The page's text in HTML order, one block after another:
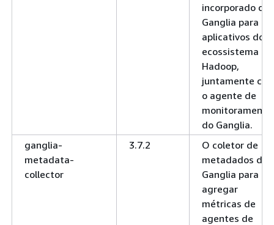
incorporado do
Ganglia para
aplicativos do
ecossistema do
Hadoop,
juntamente
o agente de
monitoramento
do Ganglia.
ganglia-
metadata-
collector
3.7.2
O coletor de
metadados do
Ganglia para
agregar
métricas de
agentes de